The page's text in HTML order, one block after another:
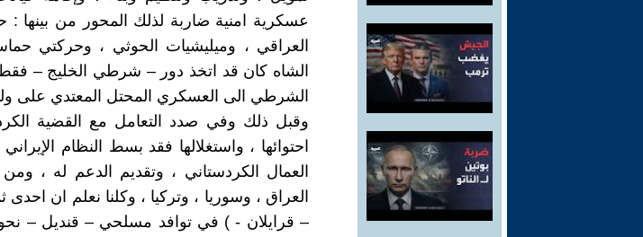
عسكرية امنية ضاربة لذلك المحور من بينها :
العراقي ، وميليشيات الحوثي ، وحركتي
الشاه كان قد اتخذ دور – شرطي الخليج –
الشرطي الى العسكري المحتل المعتدي على
وقبل ذلك وفي صدد التعامل مع القضية
احتوائها ، واستغلالها فقد بسط النظام
العمال الكردستاني ، وتقديم الدعم له ،
العراق ، وسوريا ، وتركيا ، وكلنا نعلم ان
– قرايلان - ) في توافد مسلحي – قنديل – نحو